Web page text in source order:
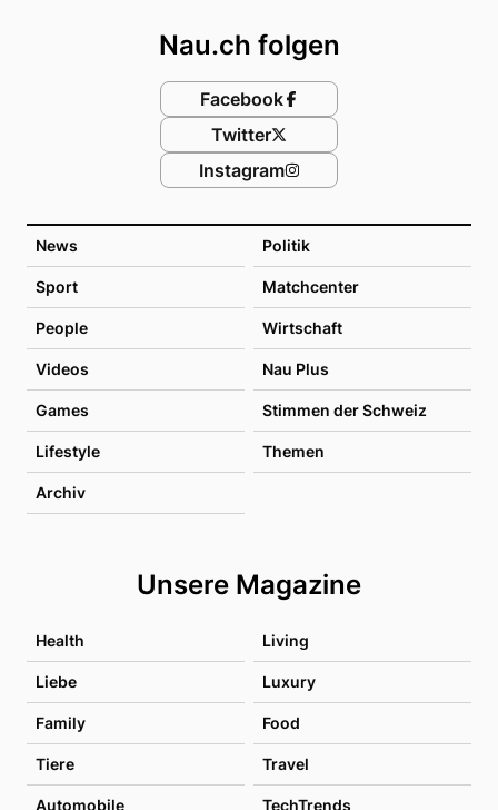
News Politik
Sport Matchcenter
People Wirtschaft
Videos Nau Plus
Games Stimmen der Schweiz
Lifestyle Themen
Archiv
Unsere Magazine
Health Living
Liebe Luxury
Family Food
Tiere Travel
Automobile TechTrends
Nau.ch folgen
Facebook
Twitter
Instagram